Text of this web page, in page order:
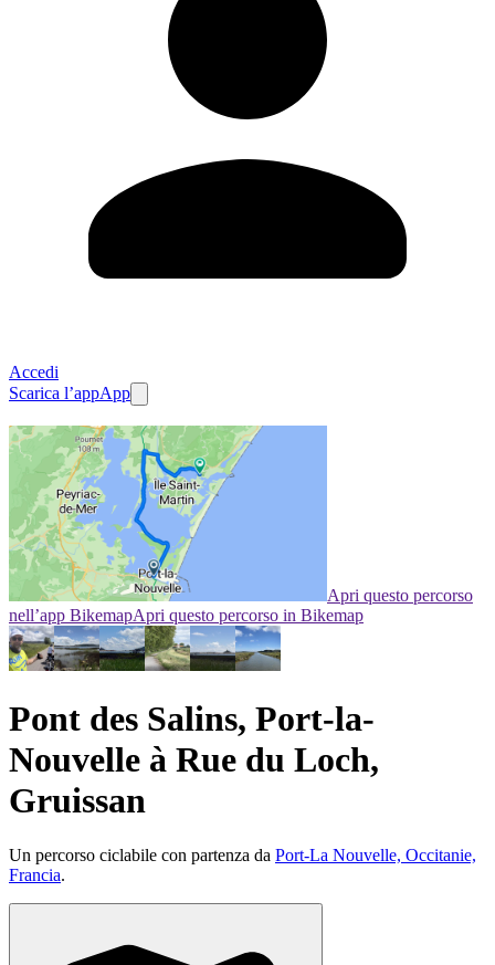
Accedi
Scarica l’appApp
Apri questo percorso
nell’app BikemapApri questo percorso in Bikemap
Pont des Salins, Port-la-
Nouvelle à Rue du Loch,
Gruissan
Un percorso ciclabile con partenza da Port-La Nouvelle, Occitanie,
Francia.